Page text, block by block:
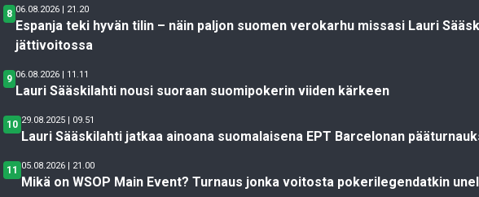
8 06.08.2026 | 21.20
Espanja teki hyvän tilin – näin paljon suomen verokarhu missasi Lauri
jättivoitossa
9 06.08.2026 | 11.11
Lauri Sääskilahti nousi suoraan suomipokerin viiden kärkeen
10 29.08.2025 | 09.51
Lauri Sääskilahti jatkaa ainoana suomalaisena EPT Barcelonan
11 05.08.2026 | 21.00
Mikä on WSOP Main Event? Turnaus jonka voitosta pokerilegendatkin